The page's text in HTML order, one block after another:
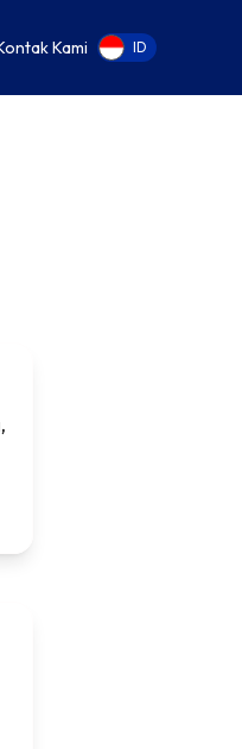
Kami EN ID